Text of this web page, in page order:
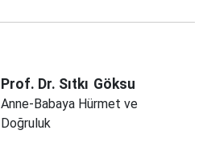
Prof. Dr. Sıtkı Göksu
Anne-Babaya Hürmet ve
Doğruluk